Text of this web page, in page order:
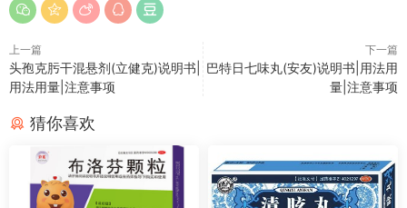
上一篇
头孢克肟干混悬剂(立健克)说明书|
用法用量|注意事项
下一篇
巴特日七味丸(安友)说明书|用法用
量|注意事项
猜你喜欢